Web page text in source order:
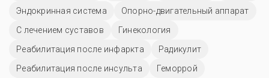
Эндокринная система
Опорно-двигательный аппарат
С лечением суставов
Гинекология
Реабилитация после инфаркта
Радикулит
Реабилитация после инсульта
Геморрой